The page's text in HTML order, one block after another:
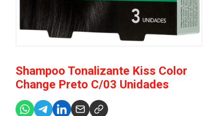
Shampoo Tonalizante Kiss Color
Change Preto C/03 Unidades